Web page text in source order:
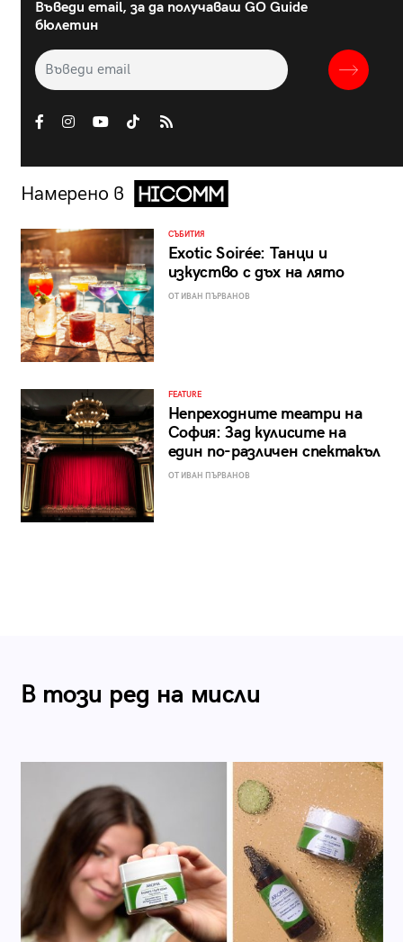
Въведи email, за да получаваш GO Guide
бюлетин
Намерено в
СЪБИТИЯ
Exotic Soirée: Танци и
изкуство с дъх на лято
ОТ ИВАН ПЪРВАНОВ
FEATURE
Непреходните театри на
София: Зад кулисите на
един по-различен спектакъл
ОТ ИВАН ПЪРВАНОВ
В този ред на мисли